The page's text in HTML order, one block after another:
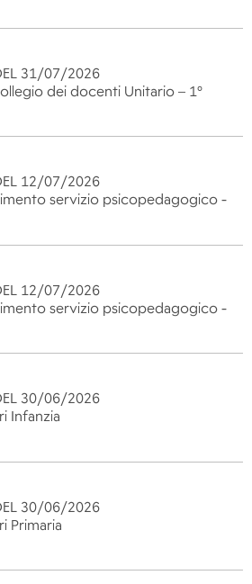
31/07/2026
dei docenti Unitario – 1°
12/07/2026
servizio psicopedagogico -
12/07/2026
servizio psicopedagogico -
30/06/2026
Infanzia
30/06/2026
Primaria